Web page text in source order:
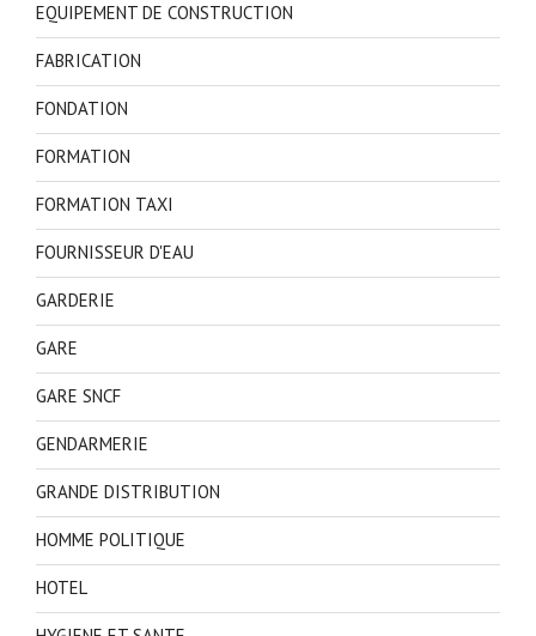
EQUIPEMENT DE CONSTRUCTION
FABRICATION
FONDATION
FORMATION
FORMATION TAXI
FOURNISSEUR D'EAU
GARDERIE
GARE
GARE SNCF
GENDARMERIE
GRANDE DISTRIBUTION
HOMME POLITIQUE
HOTEL